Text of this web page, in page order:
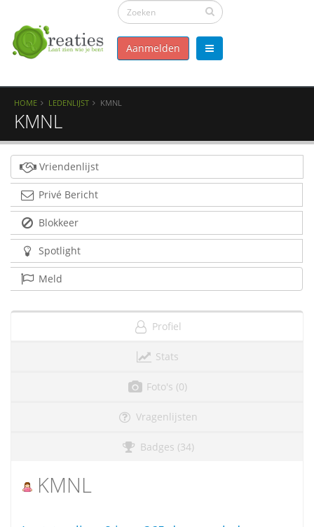
Aanmelden
HOME LEDENLIJST KMNL
KMNL
Vriendenlijst
Privé Bericht
Blokkeer
Spotlight
Meld
Profiel
Stats
Foto's (0)
Vragenlijsten
Badges (34)
KMNL